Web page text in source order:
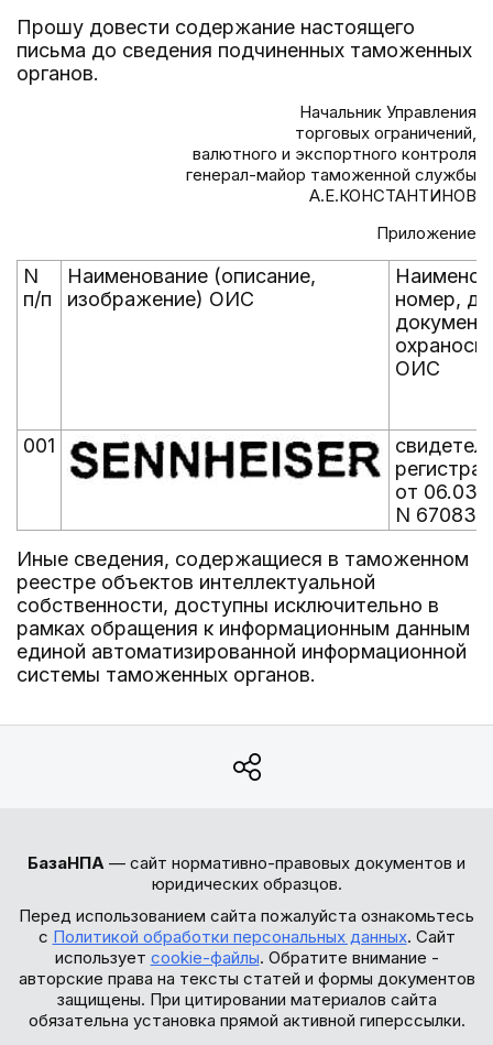
Прошу довести содержание настоящего
письма до сведения подчиненных таможенных
органов.
Начальник Управления
торговых ограничений,
валютного и экспортного контроля
генерал-майор таможенной службы
А.Е.КОНСТАНТИНОВ
Приложение
N
п/п
Наименование (описание,
изображение) ОИС
номер,
ОИС
001
от
N 670839
Иные сведения, содержащиеся в таможенном
реестре объектов интеллектуальной
собственности, доступны исключительно в
рамках обращения к информационным данным
единой автоматизированной информационной
системы таможенных органов.
БазаНПА — сайт нормативно-правовых документов и
юридических образцов.
Перед использованием сайта пожалуйста ознакомьтесь
с Политикой обработки персональных данных. Сайт
использует cookie-файлы. Обратите внимание -
авторские права на тексты статей и формы документов
защищены. При цитировании материалов сайта
обязательна установка прямой активной гиперссылки.